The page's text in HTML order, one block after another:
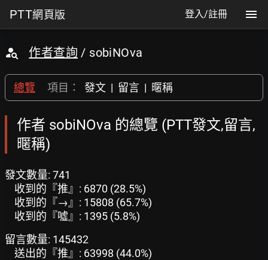
PTT網頁版 登入/註冊
作者查詢 / sobiNOva
總覽 項目： 發文 | 留言 | 暱稱
作者 sobiNOva 的總覽 (PTT發文,留言,
暱稱)
發文數量: 741
收到的『推』: 6870 (28.5%)
收到的『→』: 15808 (65.7%)
收到的『噓』: 1395 (5.8%)
留言數量: 145432
送出的『推』: 63998 (44.0%)